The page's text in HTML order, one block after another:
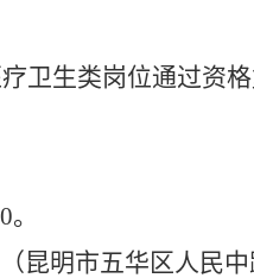
卫生类岗位通过资
昆明市五华区人民中